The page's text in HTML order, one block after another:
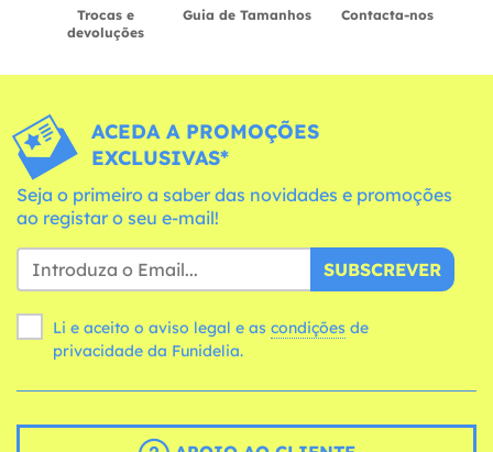
Trocas e
devoluções
Guia de Tamanhos Contacta-nos
ACEDA A PROMOÇÕES
EXCLUSIVAS*
Seja o primeiro a saber das novidades e promoções
ao registar o seu e-mail!
SUBSCREVER
Li e aceito o aviso legal e as condições
privacidade da Funidelia.